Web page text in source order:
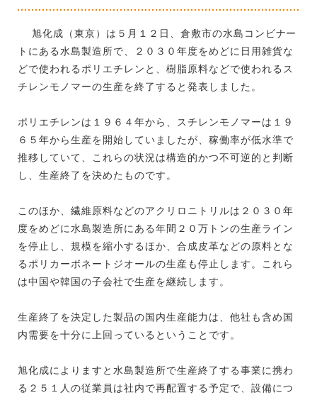
旭化成（東京）は５月１２日、倉敷市の水島コンビナー
トにある水島製造所で、２０３０年度をめどに日用雑貨な
どで使われるポリエチレンと、樹脂原料などで使われるス
チレンモノマーの生産を終了すると発表しました。
ポリエチレンは１９６４年から、スチレンモノマーは１９
６５年から生産を開始していましたが、稼働率が低水準で
推移していて、これらの状況は構造的かつ不可逆的と判断
し、生産終了を決めたものです。
このほか、繊維原料などのアクリロニトリルは２０３０年
度をめどに水島製造所にある年間２０万トンの生産ライン
を停止し、規模を縮小するほか、合成皮革などの原料とな
るポリカーボネートジオールの生産も停止します。これら
は中国や韓国の子会社で生産を継続します。
生産終了を決定した製品の国内生産能力は、他社も含め国
内需要を十分に上回っているということです。
旭化成によりますと水島製造所で生産終了する事業に携わ
る２５１人の従業員は社内で再配置する予定で、設備につ